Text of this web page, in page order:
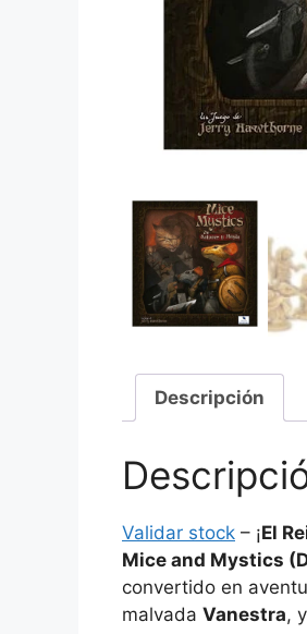
Descripción
Validar stock – ¡El
Mice and Mystics
convertido en
malvada Vanestra,